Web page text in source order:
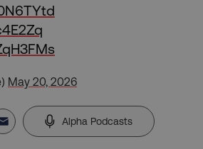
May 20, 2026
Alpha Podcasts